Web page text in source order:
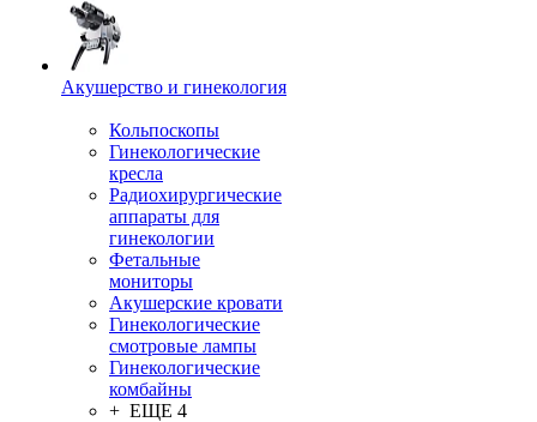
Акушерство и гинекология
Кольпоскопы
Гинекологические
кресла
Радиохирургические
аппараты для
гинекологии
Фетальные
мониторы
Акушерские кровати
Гинекологические
смотровые лампы
Гинекологические
комбайны
+ ЕЩЕ 4